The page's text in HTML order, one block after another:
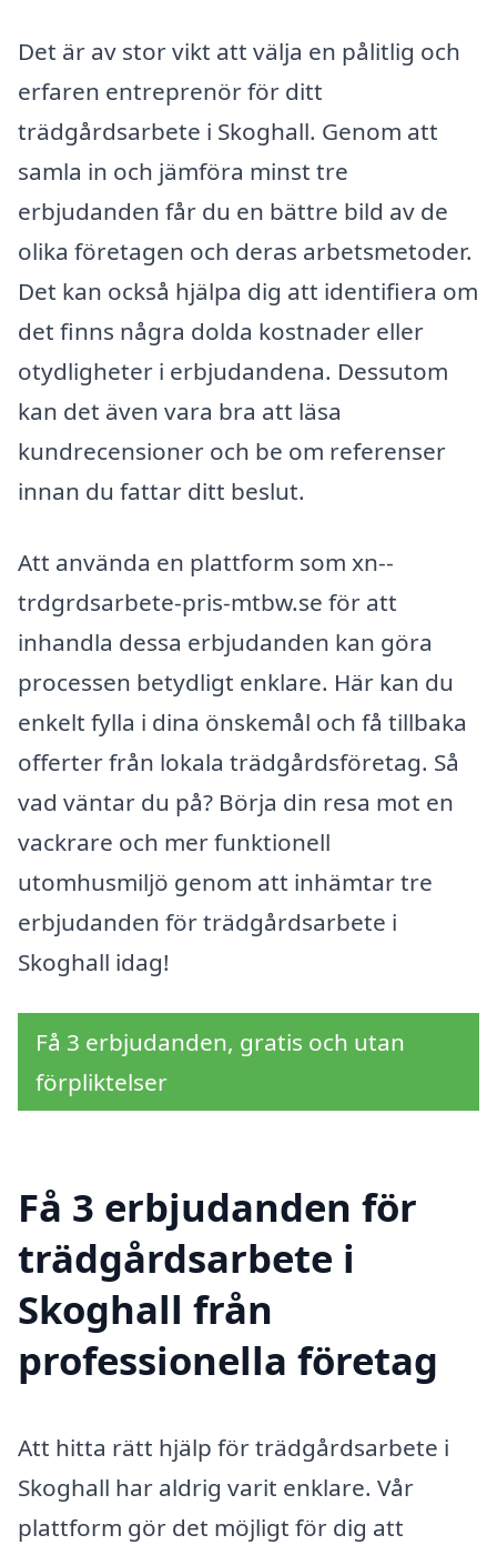
Det är av stor vikt att välja en pålitlig och
erfaren entreprenör för ditt
trädgårdsarbete i Skoghall. Genom att
samla in och jämföra minst tre
erbjudanden får du en bättre bild av de
olika företagen och deras arbetsmetoder.
Det kan också hjälpa dig att identifiera om
det finns några dolda kostnader eller
otydligheter i erbjudandena. Dessutom
kan det även vara bra att läsa
kundrecensioner och be om referenser
innan du fattar ditt beslut.
Att använda en plattform som xn--
trdgrdsarbete-pris-mtbw.se för att
inhandla dessa erbjudanden kan göra
processen betydligt enklare. Här kan du
enkelt fylla i dina önskemål och få tillbaka
offerter från lokala trädgårdsföretag. Så
vad väntar du på? Börja din resa mot en
vackrare och mer funktionell
utomhusmiljö genom att inhämtar tre
erbjudanden för trädgårdsarbete i
Skoghall idag!
Få 3 erbjudanden, gratis och utan
förpliktelser
Få 3 erbjudanden för
trädgårdsarbete i
Skoghall från
professionella företag
Att hitta rätt hjälp för trädgårdsarbete i
Skoghall har aldrig varit enklare. Vår
plattform gör det möjligt för dig att